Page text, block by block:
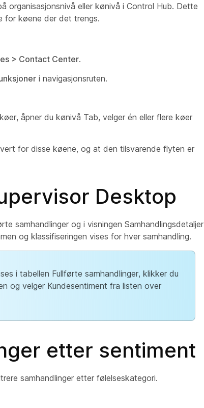
organisasjonsnivå eller kønivå i Control Hub. Dette
for køene der det trengs.
> Contact Center.
i navigasjonsruten.
åpner du kønivå Tab, velger én eller flere køer
for disse køene, og at den tilsvarende flyten er
Desktop
samhandlinger og i visningen Samhandlingsdetaljer
og klassifiseringen vises for hver samhandling.
i tabellen Fullførte samhandlinger, klikker du
og velger Kundesentiment fra listen over
etter sentiment
samhandlinger etter følelseskategori.